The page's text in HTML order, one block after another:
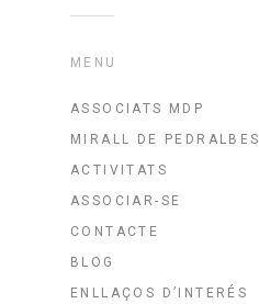
MENU
ASSOCIATS MDP
MIRALL DE PEDRALBES
ACTIVITATS
ASSOCIAR-SE
CONTACTE
BLOG
ENLLAÇOS D’INTERÉS